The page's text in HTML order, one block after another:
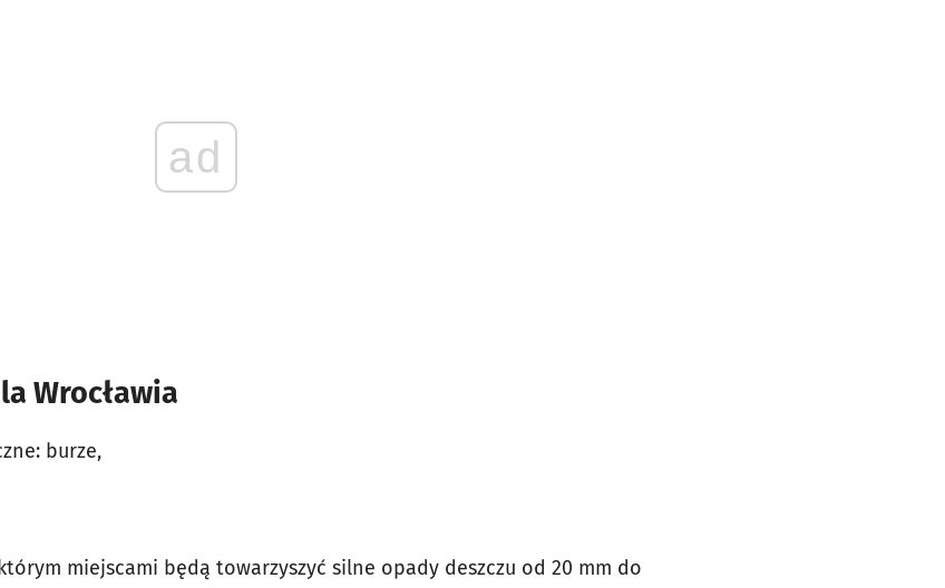
ad
Wrocławia
burze,
miejscami będą towarzyszyć silne opady deszczu od 20 mm do